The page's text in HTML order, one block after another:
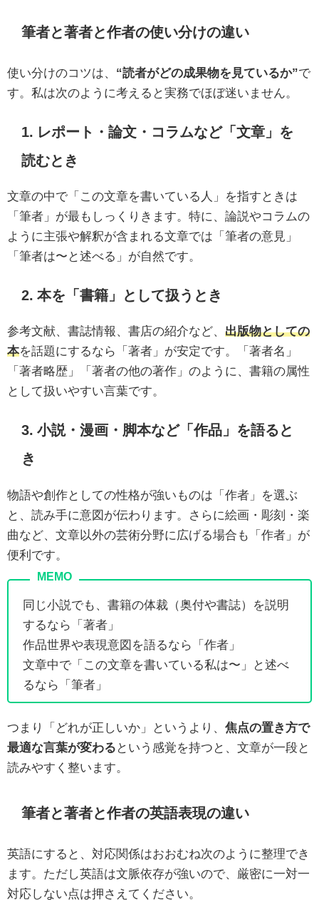
筆者と著者と作者の使い分けの違い
使い分けのコツは、 “読者がどの成果物を見ているか”で
す。私は次のように考えると実務でほぼ迷いません。
1. レポート・論文・コラムなど「文章」を
読むとき
文章の中で「この文章を書いている人」を指すときは
「筆者」が最もしっくりきます。特に、論説やコラムの
ように主張や解釈が含まれる文章では「筆者の意見」
「筆者は〜と述べる」が自然です。
2. 本を「書籍」として扱うとき
参考文献、書誌情報、書店の紹介など、 出版物としての
本を話題にするなら「著者」が安定です。「著者名」
「著者略歴」「著者の他の著作」のように、書籍の属性
として扱いやすい言葉です。
3. 小説・漫画・脚本など「作品」を語ると
き
物語や創作としての性格が強いものは「作者」を選ぶ
と、読み手に意図が伝わります。さらに絵画・彫刻・楽
曲など、文章以外の芸術分野に広げる場合も「作者」が
便利です。
同じ小説でも、書籍の体裁（奥付や書誌）を説明
するなら「著者」
作品世界や表現意図を語るなら「作者」
文章中で「この文章を書いている私は〜」と述べ
るなら「筆者」
つまり「どれが正しいか」というより、 焦点の置き方で
最適な言葉が変わる という感覚を持つと、文章が一段と
読みやすく整います。
筆者と著者と作者の英語表現の違い
英語にすると、対応関係はおおむね次のように整理でき
ます。ただし英語は文脈依存が強いので、厳密に一対一
対応しない点は押さえてください。